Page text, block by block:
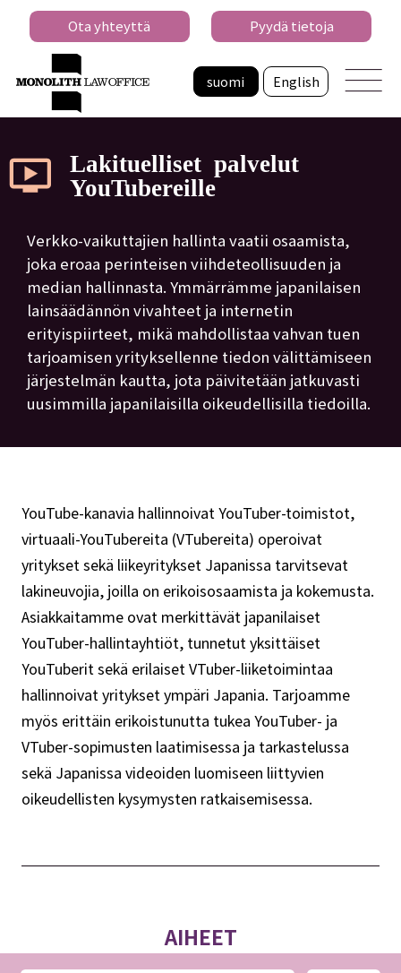
suomi English
Ota yhteyttä Pyydä tietoja
Lakituelliset palvelut
YouTubereille
Verkko-vaikuttajien hallinta vaatii osaamista,
joka eroaa perinteisen viihdeteollisuuden ja
median hallinnasta. Ymmärrämme japanilaisen
lainsäädännön vivahteet ja internetin
erityispiirteet, mikä mahdollistaa vahvan tuen
tarjoamisen yrityksellenne tiedon välittämiseen
järjestelmän kautta, jota päivitetään jatkuvasti
uusimmilla japanilaisilla oikeudellisilla tiedoilla.
YouTube-kanavia hallinnoivat YouTuber-toimistot,
virtuaali-YouTubereita (VTubereita) operoivat
yritykset sekä liikeyritykset Japanissa tarvitsevat
lakineuvojia, joilla on erikoisosaamista ja kokemusta.
Asiakkaitamme ovat merkittävät japanilaiset
YouTuber-hallintayhtiöt, tunnetut yksittäiset
YouTuberit sekä erilaiset VTuber-liiketoimintaa
hallinnoivat yritykset ympäri Japania. Tarjoamme
myös erittäin erikoistunutta tukea YouTuber- ja
VTuber-sopimusten laatimisessa ja tarkastelussa
sekä Japanissa videoiden luomiseen liittyvien
oikeudellisten kysymysten ratkaisemisessa.
AIHEET